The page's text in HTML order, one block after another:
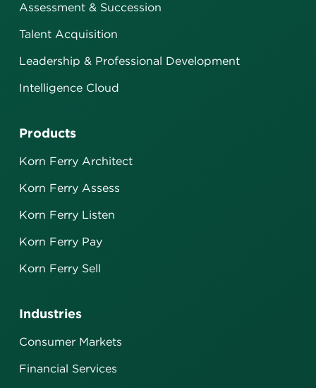
Assessment & Succession
Talent Acquisition
Leadership & Professional Development
Intelligence Cloud
Industries
Consumer Markets
Financial Services
Products
Korn Ferry Architect
Korn Ferry Assess
Korn Ferry Listen
Korn Ferry Pay
Korn Ferry Sell